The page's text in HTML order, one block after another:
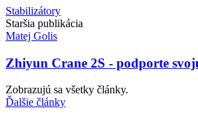
Stabilizátory
Staršia publikácia
Matej Golis
Zhiyun Crane 2S - podporte
Zobrazujú sa všetky články.
Ďalšie články